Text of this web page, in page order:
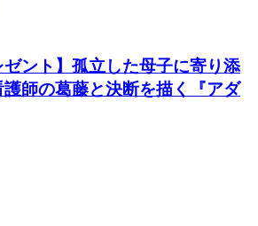
ゼント】孤立した母子に寄り添
師の葛藤と決断を描く『アダ